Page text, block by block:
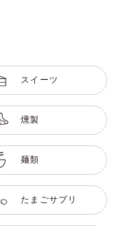
スイーツ
燻製
麺類
たまごサプリ